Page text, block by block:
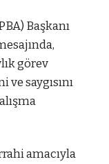
Başkanı
görev
saygısını
amacıyla